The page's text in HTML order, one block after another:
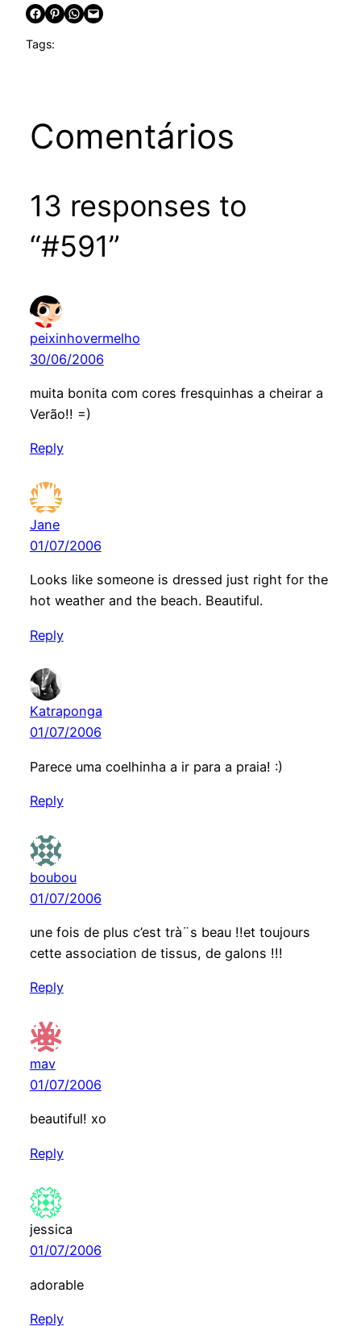
Share on Facebook Share on Pinterest Share on WhatsApp Email this Page
Tags:
Comentários
13 responses to
“#591”
peixinhovermelho
30/06/2006
muita bonita com cores fresquinhas a cheirar a
Verão!! =)
Reply
Jane
01/07/2006
Looks like someone is dressed just right for the
hot weather and the beach. Beautiful.
Reply
Katraponga
01/07/2006
Parece uma coelhinha a ir para a praia! :)
Reply
boubou
01/07/2006
une fois de plus c’est trà¨s beau !!et toujours
cette association de tissus, de galons !!!
Reply
mav
01/07/2006
beautiful! xo
Reply
jessica
01/07/2006
adorable
Reply